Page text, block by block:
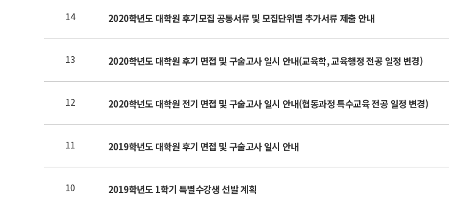
14 2020학년도 대학원 후기모집 공통서류 및 모집단위별 추가서류 제출 안내
13 2020학년도 대학원 후기 면접 및 구술고사 일시 안내(교육학, 교육행정 전공 일정 변경)
12 2020학년도 대학원 전기 면접 및 구술고사 일시 안내(협동과정 특수교육 전공 일정 변경)
11 2019학년도 대학원 후기 면접 및 구술고사 일시 안내
10 2019학년도 1학기 특별수강생 선발 계획